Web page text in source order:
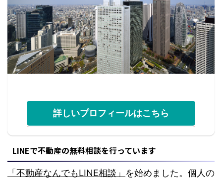
詳しいプロフィールはこちら
LINEで不動産の無料相談を行っています
「不動産なんでもLINE相談」 を始めました。個人の